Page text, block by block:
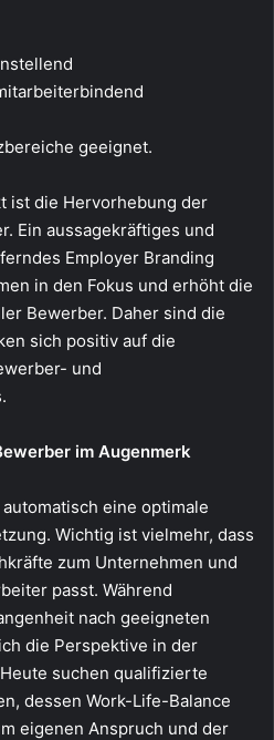
geeignet.
ist die Hervorhebung der
Ein aussagekräftiges und
Employer Branding
in den Fokus und erhöht die
Bewerber. Daher sind die
sich positiv auf die
und
im Augenmerk
eine optimale
Wichtig ist vielmehr, dass
zum Unternehmen und
passt. Während
nach geeigneten
die Perspektive in der
suchen qualifizierte
dessen Work-Life-Balance
eigenen Anspruch und der